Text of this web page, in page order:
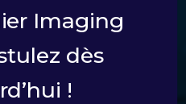
faire partie
de soins
Imaging
dès
!